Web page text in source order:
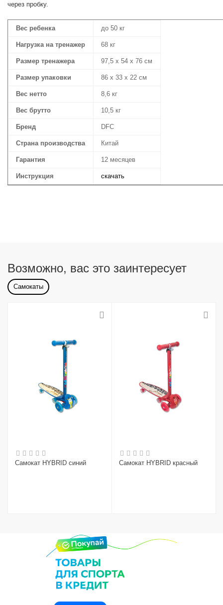
через пробку.
Вес ребенка до 50 кг
Нагрузка на тренажер 68 кг
Размер тренажера 97,5 х 54 х 76 см
Размер упаковки 86 х 33 х 22 см
Вес нетто 8,6 кг
Вес брутто 10,5 кг
Бренд DFC
Страна производства Китай
Гарантия 12 месяцев
Инструкция скачать
Возможно, вас это заинтересует
Самокаты
Самокат HYBRID синий Самокат HYBRID красный